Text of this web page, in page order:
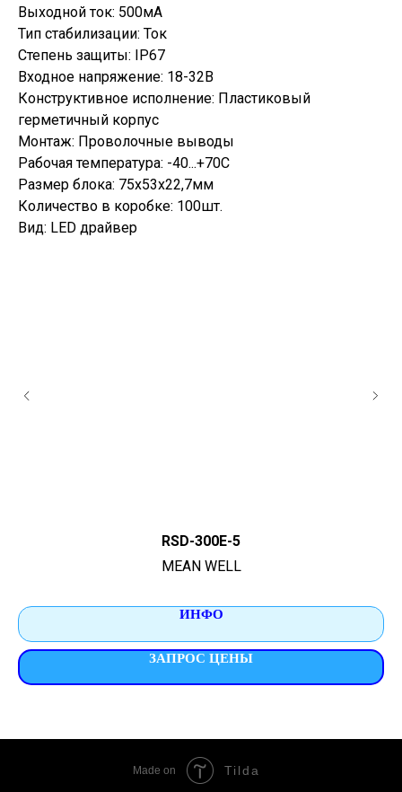
Выходной ток: 500мА
Тип стабилизации: Ток
Степень защиты: IP67
Входное напряжение: 18-32В
Конструктивное исполнение: Пластиковый
герметичный корпус
Монтаж: Проволочные выводы
Рабочая температура: -40...+70С
Размер блока: 75х53х22,7мм
Количество в коробке: 100шт.
Вид: LED драйвер
RSD-300E-5
MEAN WELL
ИНФО
ЗАПРОС ЦЕНЫ
Made on Tilda